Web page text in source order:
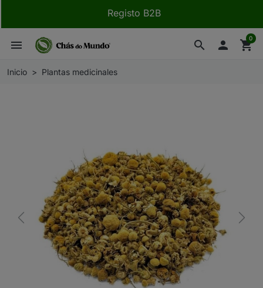
Registo B2B
search
menu  shopping_cart
0
Inicio Plantas medicinales
Previous Next